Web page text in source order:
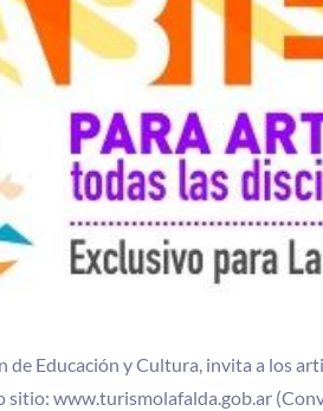
de Educación y Cultura, invita a los
sitio: www.turismolafalda.gob.ar